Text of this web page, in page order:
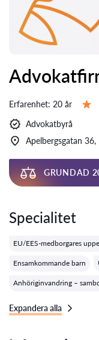
Erfarenhet: 20 år
Advokatbyrå
Apelbergsgatan
GRUNDAD
Specialitet
EU/EES-medborgares
Ensamkommande barn
Anhöriginvandring –
Expandera alla